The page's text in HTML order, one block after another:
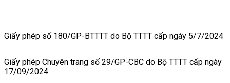
Giấy phép số 180/GP-BTTTT do Bộ TTTT cấp ngày 5/7/2024
Giấy phép Chuyên trang số 29/GP-CBC do Bộ TTTT cấp ngày
17/09/2024